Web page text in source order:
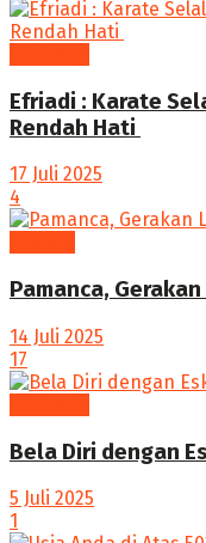
Efriadi : Karate
Rendah Hati ‎
17 Juli 2025
4
Pamanca,
14 Juli 2025
17
Bela Diri dengan
5 Juli 2025
1